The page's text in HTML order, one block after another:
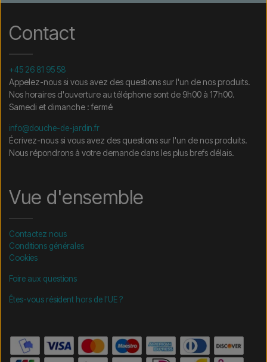
Contact
+45 26 81 95 58
Appelez-nous si vous avez des questions sur l'un de nos produits.
Nos horaires d'ouverture au téléphone sont de 9h00 à 17h00.
Samedi et dimanche : fermé
info@douche-de-jardin.fr
Écrivez-nous si vous avez des questions sur l'un de nos produits.
Nous répondrons à votre demande dans les plus brefs délais.
Vue d'ensemble
Contactez nous
Conditions générales
Cookies
Foire aux questions
Êtes-vous résident hors de l'UE ?